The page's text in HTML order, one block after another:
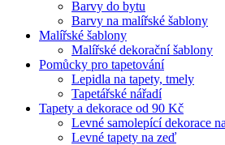
Barvy do bytu
Barvy na malířské šablony
Malířské šablony
Malířské dekorační šablony
Pomůcky pro tapetování
Lepidla na tapety, tmely
Tapetářské nářadí
Tapety a dekorace od 90 Kč
Levné samolepící dekorace
Levné tapety na zeď